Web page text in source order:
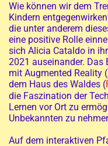
Wie können wir dem
Kindern
die unter anderem
eine positive Rolle
sich Alicia Cataldo in
2021 auseinander. Das
mit Augmented Reality
dem Haus des Waldes (
die Faszination der
Lernen vor Ort zu
Unbekannten zu
Auf dem interaktiven